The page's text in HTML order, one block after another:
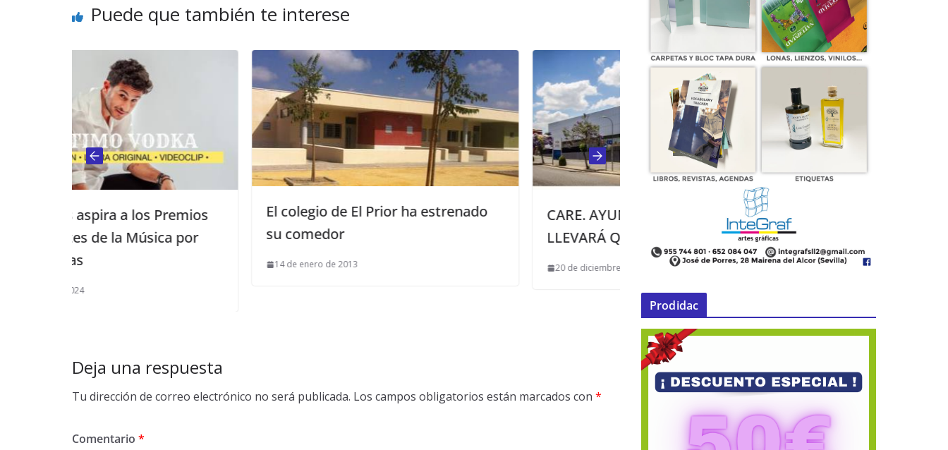
Puede que también te interese
El colegio de El Prior ha estrenado
su comedor
CARE. AYUNTAMIENTO DE EL VISO
LLEVARÁ QUEJAS A LA JUNTA
Carlos Torres aspira a los Premios
Independientes de la Música por
tres categorías
28 de febrero de 2024
Deja una respuesta
Tu dirección de correo electrónico no será publicada. Los campos obligatorios están marcados con *
Comentario *
Prodidac